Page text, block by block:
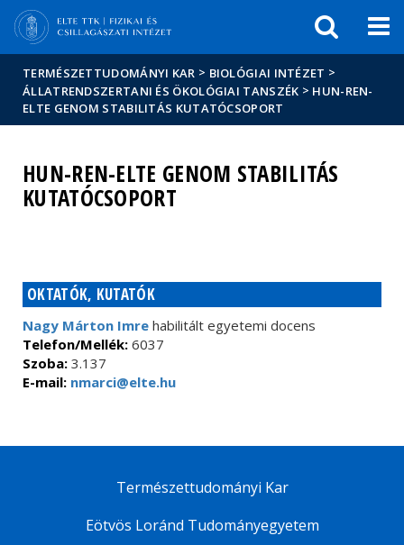
Események
sajtóban
TERMÉSZETTUDOMÁNYI KAR > BIOLÓGIAI INTÉZET >
ÁLLATRENDSZERTANI ÉS ÖKOLÓGIAI TANSZÉK > HUN-REN-
ELTE GENOM STABILITÁS KUTATÓCSOPORT
HUN-REN-ELTE GENOM STABILITÁS
KUTATÓCSOPORT
OKTATÓK, KUTATÓK
Nagy Márton Imre habilitált egyetemi docens
Telefon/Mellék: 6037
Szoba: 3.137
E-mail: nmarci@elte.hu
Természettudományi Kar
Eötvös Loránd Tudományegyetem